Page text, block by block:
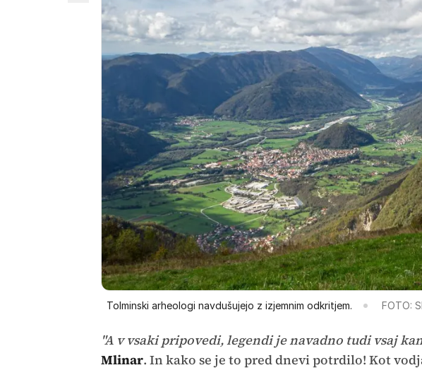
Tolminski arheologi navdušujejo z izjemnim odkritjem. FOTO:
"A v vsaki pripovedi, legendi je navadno tudi vsaj
Mlinar. In kako se je to pred dnevi potrdilo! Kot